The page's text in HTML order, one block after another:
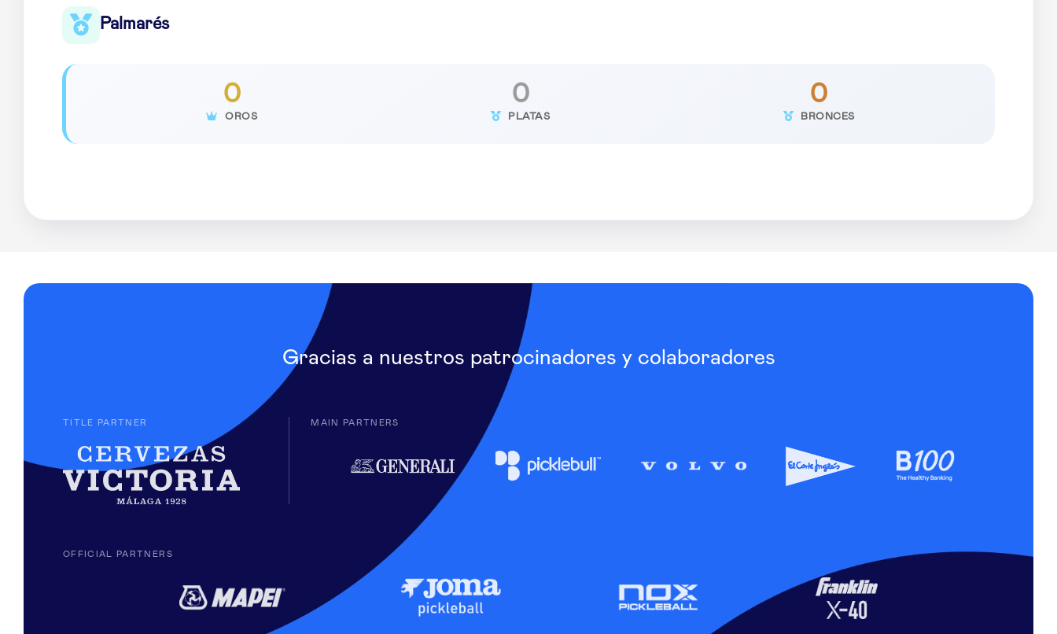
Palmarés
0
OROS
0
PLATAS
0
BRONCES
Gracias a nuestros patrocinadores y colaboradores
TITLE PARTNER MAIN PARTNERS
OFFICIAL PARTNERS